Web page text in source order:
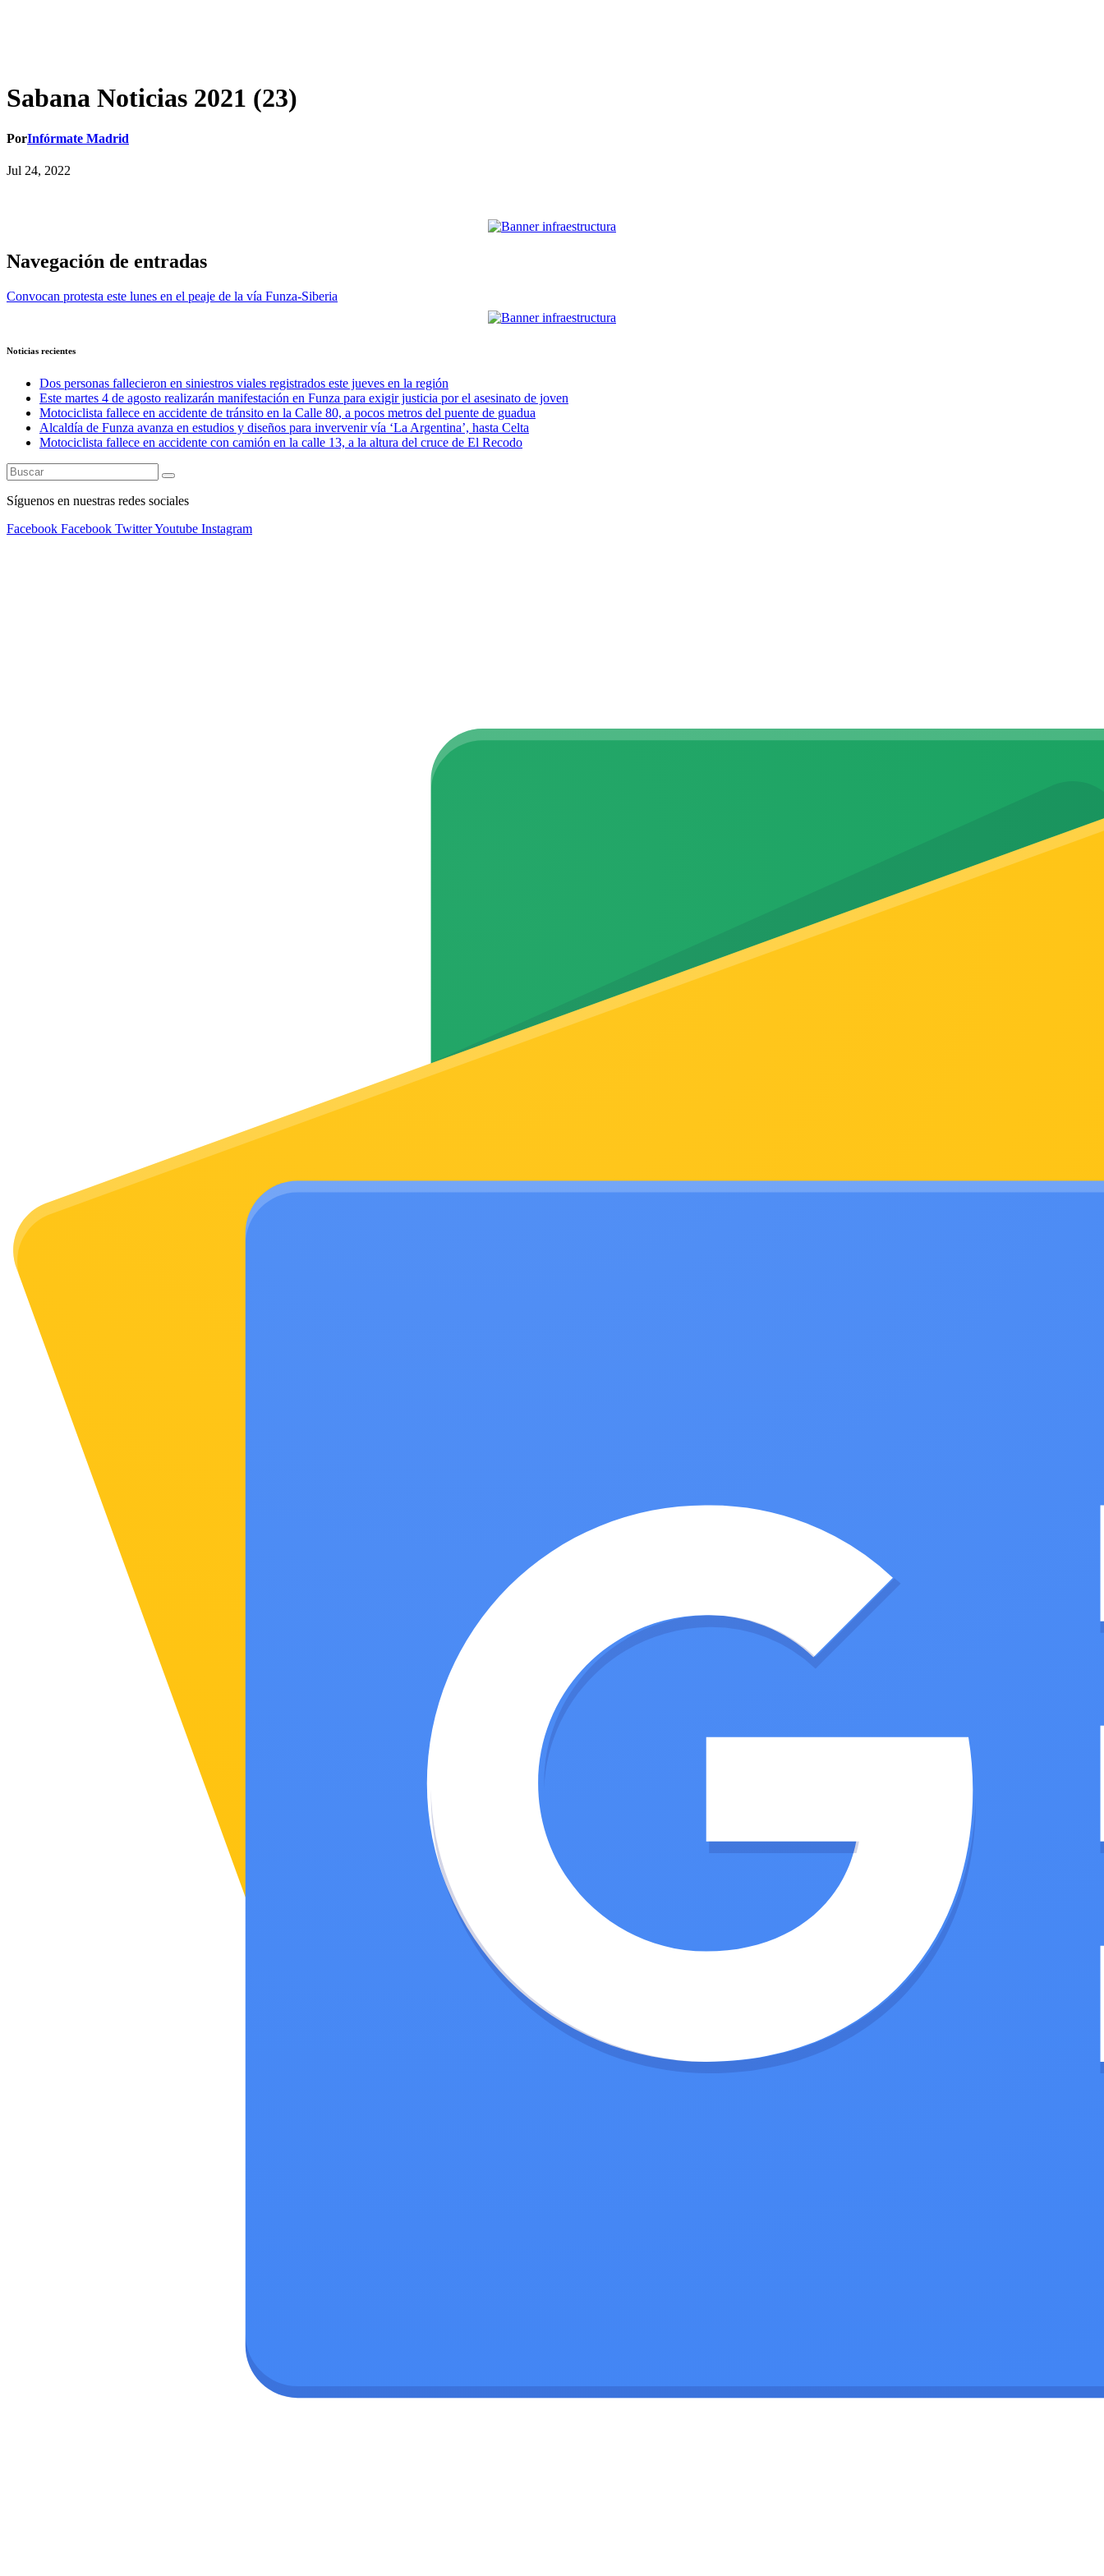
Sabana Noticias 2021 (23)
PorInfórmate Madrid
Jul 24, 2022
Navegación de entradas
Convocan protesta este lunes en el peaje de la vía Funza-Siberia
Noticias recientes
Dos personas fallecieron en siniestros viales registrados este jueves en la región
Este martes 4 de agosto realizarán manifestación en Funza para exigir justicia por el asesinato de joven
Motociclista fallece en accidente de tránsito en la Calle 80, a pocos metros del puente de guadua
Alcaldía de Funza avanza en estudios y diseños para invervenir vía ‘La Argentina’, hasta Celta
Motociclista fallece en accidente con camión en la calle 13, a la altura del cruce de El Recodo
Síguenos en nuestras redes sociales
Facebook Facebook TwitterYoutube Instagram